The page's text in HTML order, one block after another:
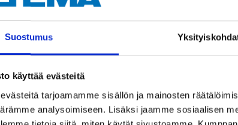
Suostumus
käyttää evästeitä
tarjoamamme sisällön ja mainosten
analysoimiseen. Lisäksi jaamme sosiaalisen
Andra kunder